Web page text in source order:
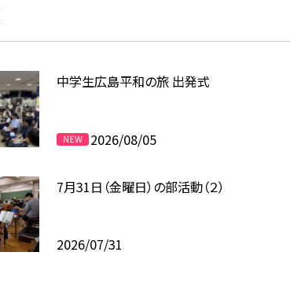
中学生広島平和の旅 出発式
2026/08/05
7月31日（金曜日）の部活動（２）
2026/07/31